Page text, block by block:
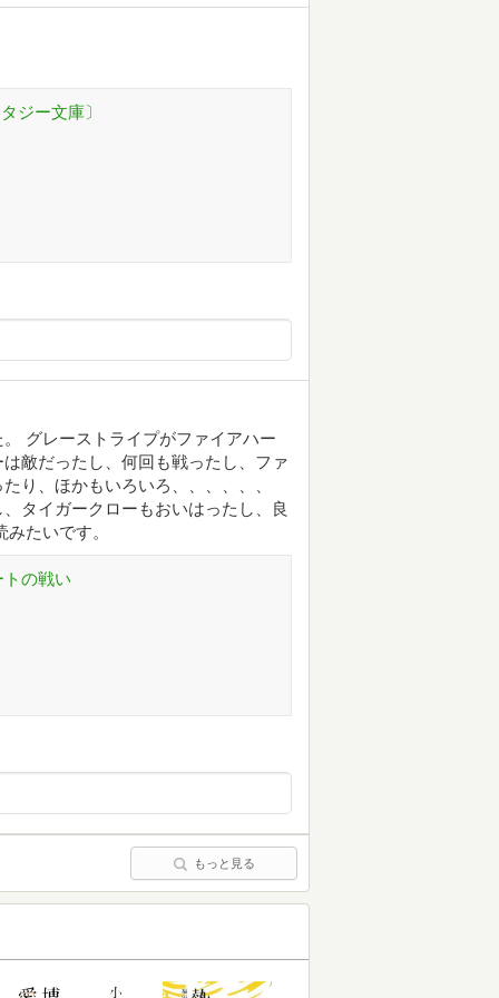
ジー文庫〕
グレーストライプがファイアハー
敵だったし、何回も戦ったし、ファ
り、ほかもいろいろ、、、、、、
タイガークローもおいはったし、良
たいです。
の戦い
もっと見る